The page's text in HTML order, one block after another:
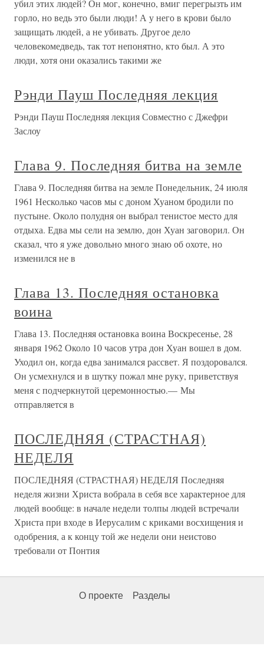
убил этих людей? Он мог, конечно, вмиг перегрызть им
горло, но ведь это были люди! А у него в крови было
защищать людей, а не убивать. Другое дело
человекомедведь, так тот непонятно, кто был. А это
люди, хотя они оказались такими же
Рэнди Пауш Последняя лекция
Рэнди Пауш Последняя лекция Совместно с Джефри
Заслоу
Глава 9. Последняя битва на земле
Глава 9. Последняя битва на земле Понедельник, 24 июля
1961 Несколько часов мы с доном Хуаном бродили по
пустыне. Около полудня он выбрал тенистое место для
отдыха. Едва мы сели на землю, дон Хуан заговорил. Он
сказал, что я уже довольно много знаю об охоте, но
изменился не в
Глава 13. Последняя остановка
воина
Глава 13. Последняя остановка воина Воскресенье, 28
января 1962 Около 10 часов утра дон Хуан вошел в дом.
Уходил он, когда едва занимался рассвет. Я поздоровался.
Он усмехнулся и в шутку пожал мне руку, приветствуя
меня с подчеркнутой церемонностью.— Мы
отправляется в
ПОСЛЕДНЯЯ (СТРАСТНАЯ)
НЕДЕЛЯ
ПОСЛЕДНЯЯ (СТРАСТНАЯ) НЕДЕЛЯ Последняя
неделя жизни Христа вобрала в себя все характерное для
людей вообще: в начале недели толпы людей встречали
Христа при входе в Иерусалим с криками восхищения и
одобрения, а к концу той же недели они неистово
требовали от Понтия
О проекте Разделы